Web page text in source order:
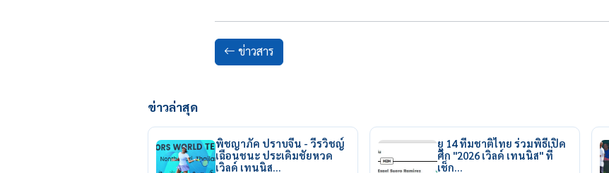
ข่าวสาร
ข่าวล่าสุด
พิชญาภัค ปราบจีน - วีรวิชญ์
เฉือนชนะ ประเดิมชัยหวด
เวิลด์ เทนนิส…
ยู 14 ทีมชาติไทย ร่วมพิธีเปิด
ศึก "2026 เวิลด์ เทนนิส" ที่
เช็ก…